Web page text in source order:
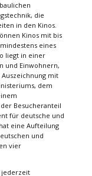
die
in den Kinos.
Kinos mit bis
eines
liegt in einer
und Einwohnern,
Auszeichnung mit
dem
Besucheranteil
für deutsche und
eine Aufteilung
und
vier
jederzeit